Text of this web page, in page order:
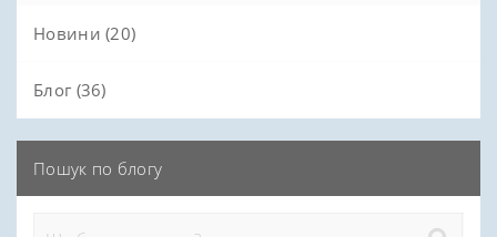
Новини (20)
Блог (36)
Пошук по блогу